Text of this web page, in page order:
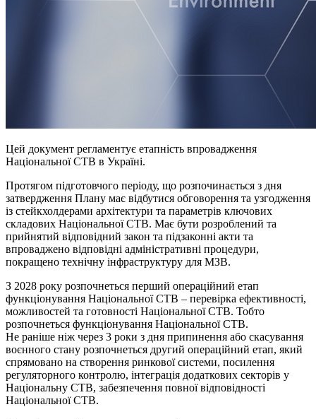
Цей документ регламентує етапність впровадження
Національної СТВ в Україні.
Протягом підготовчого періоду, що розпочинається з дня
затвердження Плану має відбутися обговорення та узгодження
із стейкхолдерами архітектури та параметрів ключових
складових Національної СТВ. Має бути розроблений та
прийнятий відповідний закон та підзаконні акти та
впроваджено відповідні адміністративні процедури,
покращено технічну інфраструктуру для МЗВ.
З 2028 року розпочнеться перший операційний етап
функціонування Національної СТВ – перевірка ефективності,
можливостей та готовності Національної СТВ. Тобто
розпочнеться функціонування Національної СТВ.
Не раніше ніж через 3 роки з дня припинення або скасування
воєнного стану розпочнеться другий операційний етап, який
спрямовано на створення ринкової системи, посилення
регуляторного контролю, інтеграція додаткових секторів у
Національну СТВ, забезпечення повної відповідності
Національної СТВ.